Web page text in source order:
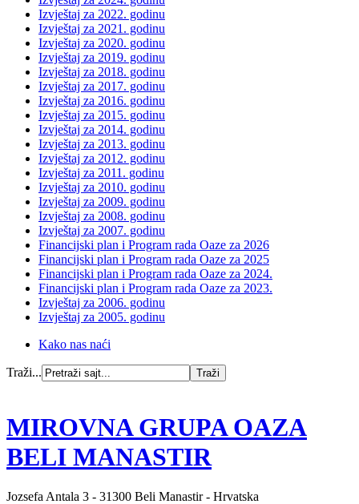
Izvještaj za 2022. godinu
Izvještaj za 2021. godinu
Izvještaj za 2020. godinu
Izvještaj za 2019. godinu
Izvještaj za 2018. godinu
Izvještaj za 2017. godinu
Izvještaj za 2016. godinu
Izvještaj za 2015. godinu
Izvještaj za 2014. godinu
Izvještaj za 2013. godinu
Izvještaj za 2012. godinu
Izvještaj za 2011. godinu
Izvještaj za 2010. godinu
Izvještaj za 2009. godinu
Izvještaj za 2008. godinu
Izvještaj za 2007. godinu
Financijski plan i Program rada Oaze za 2026
Financijski plan i Program rada Oaze za 2025
Financijski plan i Program rada Oaze za 2024.
Financijski plan i Program rada Oaze za 2023.
Izvještaj za 2006. godinu
Izvještaj za 2005. godinu
Kako nas naći
Traži...
MIROVNA GRUPA OAZA
BELI MANASTIR
Jozsefa Antala 3 - 31300 Beli Manastir - Hrvatska